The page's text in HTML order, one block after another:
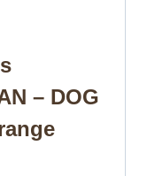
– DOG